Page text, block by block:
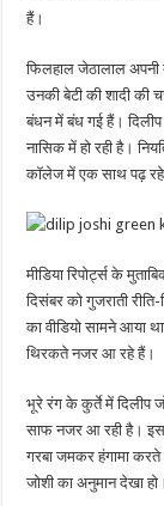
हैं।
फिलहाल जेठालाल अपनी
उनकी बेटी की शादी की
बंधन में बंध गई हैं। दिलीप
नासिक में हो रही है।
कॉलेज में एक साथ पढ़ रहे
मीडिया रिपोर्ट्स के
दिसंबर को गुजराती
का वीडियो सामने आया
थिरकते नजर आ रहे हैं।
भूरे रंग के कुर्ते में दिलीप
साफ नजर आ रही है। इस
गरबा जमकर हंगामा
जोशी का अनुमान देखा हो।